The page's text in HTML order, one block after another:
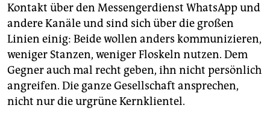
Kontakt über den Messengerdienst WhatsApp und
andere Kanäle und sind sich über die großen
Linien einig: Beide wollen anders kommunizieren,
weniger Stanzen, weniger Floskeln nutzen. Dem
Gegner auch mal recht geben, ihn nicht persönlich
angreifen. Die ganze Gesellschaft ansprechen,
nicht nur die urgrüne Kernklientel.